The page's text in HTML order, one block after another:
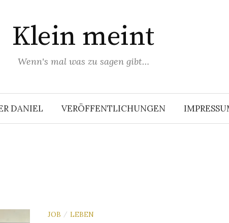
Klein meint
Wenn's mal was zu sagen gibt…
DANIEL VERÖFFENTLICHUNGEN
JOB / LEBEN